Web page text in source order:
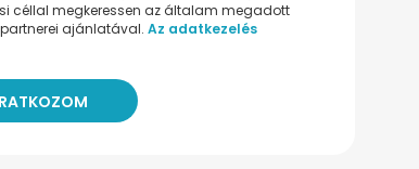
céllal megkeressen az általam megadott
ajánlatával. Az adatkezelés